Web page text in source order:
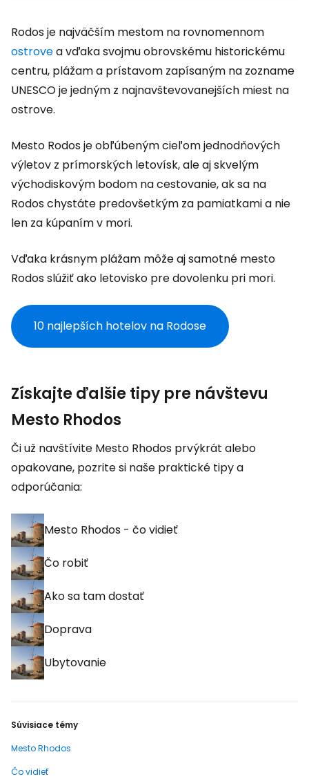
Rodos je najväčším mestom na rovnomennom
ostrovea vďaka svojmu obrovskému historickému
centru, plážam a prístavom zapísaným na zozname
UNESCO je jedným z najnavštevovanejších miest na
ostrove.
Mesto Rodos je obľúbeným cieľom jednodňových
výletov z prímorských letovísk, ale aj skvelým
východiskovým bodom na cestovanie, ak sa na
Rodos chystáte predovšetkým za pamiatkami a nie
len za kúpaním v mori.
Vďaka krásnym plážam môže aj samotné mesto
Rodos slúžiť ako letovisko pre dovolenku pri mori.
10 najlepších hotelov na Rodose
Získajte ďalšie tipy pre návštevu
Mesto Rhodos
Či už navštívite Mesto Rhodos prvýkrát alebo
opakovane, pozrite si naše praktické tipy a
odporúčania:
Mesto Rhodos - čo vidieť
Čo robiť
Ako sa tam dostať
Doprava
Ubytovanie
Súvisiace témy
Mesto Rhodos
Čo vidieť